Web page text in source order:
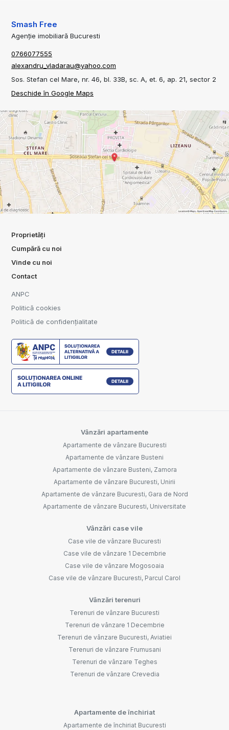
Smash Free
Agenție imobiliară Bucuresti
0766077555
alexandru_vladarau@yahoo.com
Sos. Stefan cel Mare, nr. 46, bl. 33B, sc. A, et. 6, ap. 21, sector 2
Deschide în Google Maps
Proprietăți
Cumpără cu noi
Vinde cu noi
Contact
ANPC
Politică cookies
Politică de confidențialitate
Vânzări apartamente
Apartamente de vânzare Bucuresti
Apartamente de vânzare Busteni
Apartamente de vânzare Busteni, Zamora
Apartamente de vânzare Bucuresti, Unirii
Apartamente de vânzare Bucuresti, Gara de Nord
Apartamente de vânzare Bucuresti, Universitate
Vânzări case vile
Case vile de vânzare Bucuresti
Case vile de vânzare 1 Decembrie
Case vile de vânzare Mogosoaia
Case vile de vânzare Bucuresti, Parcul Carol
Vânzări terenuri
Terenuri de vânzare Bucuresti
Terenuri de vânzare 1 Decembrie
Terenuri de vânzare Bucuresti, Aviatiei
Terenuri de vânzare Frumusani
Terenuri de vânzare Teghes
Terenuri de vânzare Crevedia
Apartamente de închiriat
Apartamente de închiriat Bucuresti